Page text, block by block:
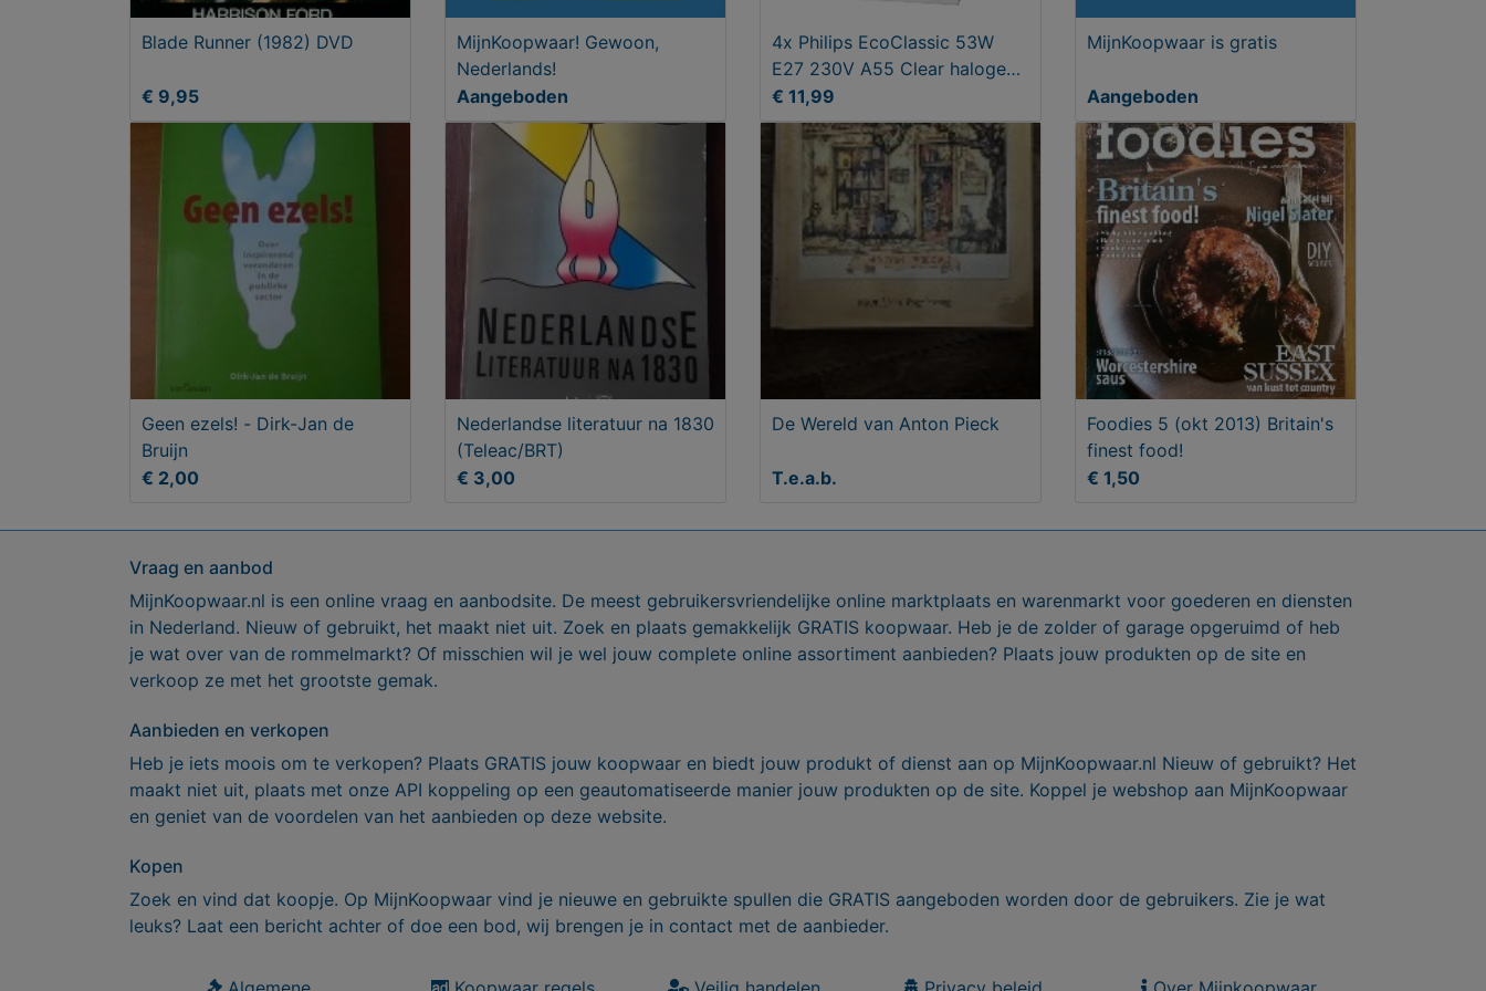
Blade Runner (1982) DVD
€ 9,95
MijnKoopwaar! Gewoon,
Nederlands!
Aangeboden
4x Philips EcoClassic 53W
E27 230V A55 Clear halogeen
lampen
€ 11,99
MijnKoopwaar is gratis
Aangeboden
Geen ezels! - Dirk-Jan de
Bruijn
€ 2,00
Nederlandse literatuur na 1830
(Teleac/BRT)
€ 3,00
De Wereld van Anton Pieck
T.e.a.b.
Foodies 5 (okt 2013) Britain's
finest food!
€ 1,50
Vraag en aanbod
MijnKoopwaar.nl is een online vraag en aanbodsite. De meest gebruikersvriendelijke online marktplaats en warenmarkt voor goederen en diensten
in Nederland. Nieuw of gebruikt, het maakt niet uit. Zoek en plaats gemakkelijk GRATIS koopwaar. Heb je de zolder of garage opgeruimd of heb
je wat over van de rommelmarkt? Of misschien wil je wel jouw complete online assortiment aanbieden? Plaats jouw produkten op de site en
verkoop ze met het grootste gemak.
Aanbieden en verkopen
Heb je iets moois om te verkopen? Plaats GRATIS jouw koopwaar en biedt jouw produkt of dienst aan op MijnKoopwaar.nl Nieuw of gebruikt? Het
maakt niet uit, plaats met onze API koppeling op een geautomatiseerde manier jouw produkten op de site. Koppel je webshop aan MijnKoopwaar
en geniet van de voordelen van het aanbieden op deze website.
Kopen
Zoek en vind dat koopje. Op MijnKoopwaar vind je nieuwe en gebruikte spullen die GRATIS aangeboden worden door de gebruikers. Zie je wat
leuks? Laat een bericht achter of doe een bod, wij brengen je in contact met de aanbieder.